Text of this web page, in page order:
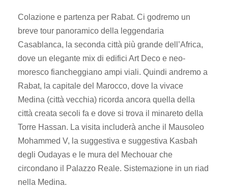
Colazione e partenza per Rabat. Ci godremo un
breve tour panoramico della leggendaria
Casablanca, la seconda città più grande dell’Africa,
dove un elegante mix di edifici Art Deco e neo-
moresco fiancheggiano ampi viali. Quindi andremo a
Rabat, la capitale del Marocco, dove la vivace
Medina (città vecchia) ricorda ancora quella della
città creata secoli fa e dove si trova il minareto della
Torre Hassan. La visita includerà anche il Mausoleo
Mohammed V, la suggestiva e suggestiva Kasbah
degli Oudayas e le mura del Mechouar che
circondano il Palazzo Reale. Sistemazione in un riad
nella Medina.